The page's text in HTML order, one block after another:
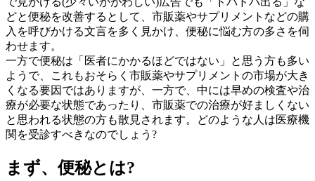
どと便秘を改善するとして、市販薬やサプリメントなどの購
入を呼びかける文言を多く見かけ、便秘に悩む方の多さを伺
わせます。
一方で便秘は「医者にかかるほどではない」と思う方も多い
ようで、これもおそらく市販薬やサプリメントの市場が大き
くなる要因ではありますが、一方で、中には早めの検査や治
療が必要な状態であったり、市販薬での治療が好ましくない
と思われる状態の方も散見されます。どのような人は医療機
関を受診すべきなのでしょう?
まず、便秘とは?